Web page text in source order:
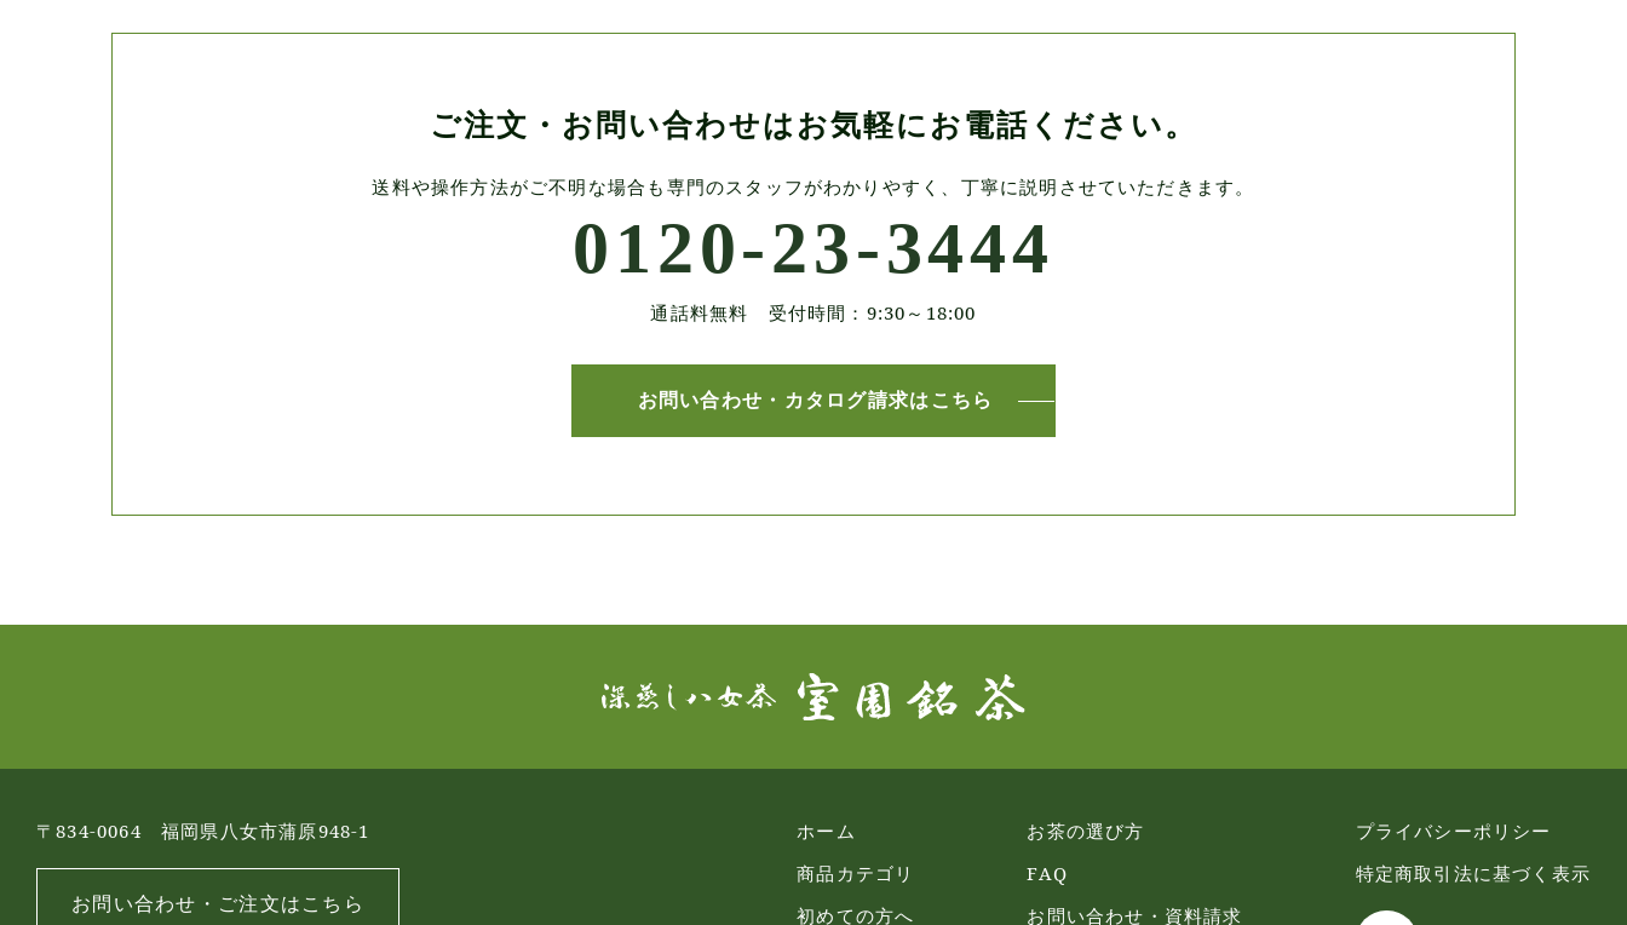
ご注文・お問い合わせはお気軽にお電話ください。
送料や操作方法がご不明な場合も 専門のスタッフがわかりやすく、 丁寧に説明させていただきます。
0120-23-3444
通話料無料 受付時間：9:30～18:00
お問い合わせ・ カタログ請求はこちら
〒834-0064 福岡県八女市蒲原948-1
お問い合わせ・ご注文はこちら
ホーム
商品カテゴリ
初めての方へ
お茶の選び方
FAQ
お問い合わせ・資料請求
プライバシーポリシー
特定商取引法に基づく表示